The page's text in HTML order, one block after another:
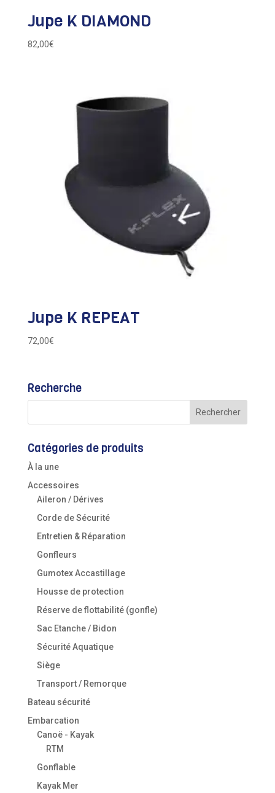
Jupe K DIAMOND
82,00€
Jupe K REPEAT
72,00€
Recherche
Catégories de produits
À la une
Accessoires
Aileron / Dérives
Corde de Sécurité
Entretien & Réparation
Gonfleurs
Gumotex Accastillage
Housse de protection
Réserve de flottabilité (gonfle)
Sac Etanche / Bidon
Sécurité Aquatique
Siège
Transport / Remorque
Bateau sécurité
Embarcation
Canoë - Kayak
RTM
Gonflable
Kayak Mer